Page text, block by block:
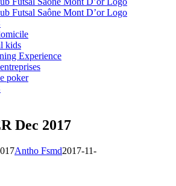
kids
Experience
poker
Dec 2017
Antho Fsmd2017-11-